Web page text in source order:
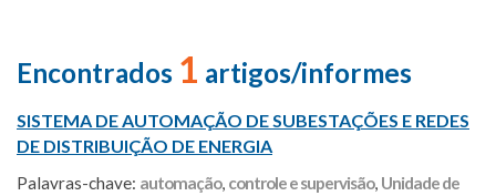
Encontrados 1 artigos/informes
SISTEMA DE AUTOMAÇÃO DE SUBESTAÇÕES E REDES
DE DISTRIBUIÇÃO DE ENERGIA
Palavras-chave: automação, controle e supervisão, Unidade de